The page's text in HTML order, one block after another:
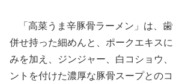
「高菜うま辛豚骨ラーメン」は、
併せ持った細めんと、ポークエキス
みを加え、ジンジャー、白コショウ
ントを付けた濃厚な豚骨スープとの